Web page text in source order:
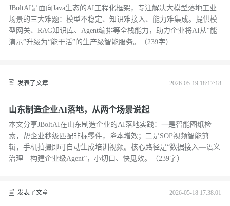
JBoltAI是面向Java生态的AI工程化框架，专注解决大模型落地工业
场景的三大难题：模型不稳定、知识难接入、能力难集成。提供模
型网关、RAG知识库、Agent编排等全栈能力，助力企业将AI从“能
演示”升级为“能干活”的生产级智能服务。（239字）
发表了文章 2026-05-19 18:17:18
山东制造企业AI落地，从两个场景说起
本文分享JBoltAI在山东制造企业的AI落地实践：一是智能图纸检
索，帮企业秒级匹配非标零件，降本增效；二是SOP视频智能剪
辑，手机拍摄即可自动生成培训视频。核心路径是“数据接入—语义
治理—构建企业级Agent”，小切口、快见效。（239字）
发表了文章 2026-05-18 17:38:01